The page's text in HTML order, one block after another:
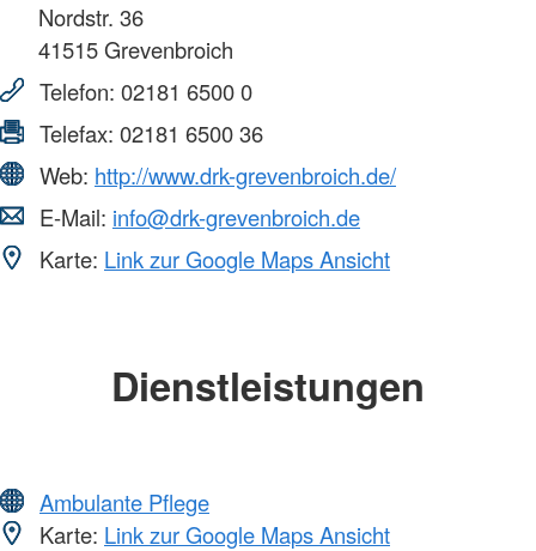
Nordstr. 36
41515Grevenbroich
Telefon: 02181 6500 0
Telefax: 02181 6500 36
Web: http://www.drk-grevenbroich.de/
E-Mail: info@drk-grevenbroich.de
Karte: Link zur Google Maps Ansicht
Dienstleistungen
Ambulante Pflege
Karte: Link zur Google Maps Ansicht